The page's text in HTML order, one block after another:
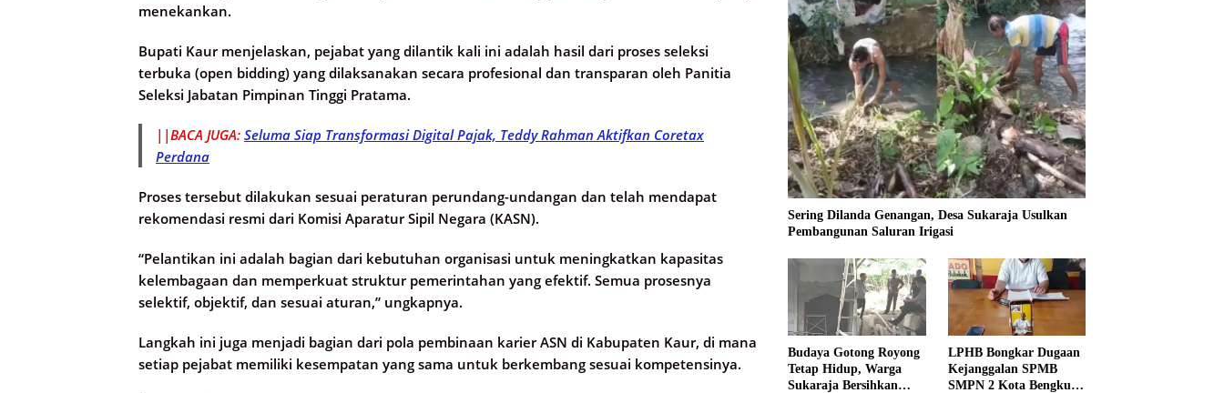
menekankan.
Bupati Kaur menjelaskan, pejabat yang dilantik kali ini adalah hasil dari proses seleksi
terbuka (open bidding) yang dilaksanakan secara profesional dan transparan oleh Panitia
Seleksi Jabatan Pimpinan Tinggi Pratama.
||BACA JUGA: Seluma Siap Transformasi Digital Pajak, Teddy Rahman Aktifkan Coretax
Perdana
Proses tersebut dilakukan sesuai peraturan perundang-undangan dan telah mendapat
rekomendasi resmi dari Komisi Aparatur Sipil Negara (KASN).
“Pelantikan ini adalah bagian dari kebutuhan organisasi untuk meningkatkan kapasitas
kelembagaan dan memperkuat struktur pemerintahan yang efektif. Semua prosesnya
selektif, objektif, dan sesuai aturan,” ungkapnya.
Langkah ini juga menjadi bagian dari pola pembinaan karier ASN di Kabupaten Kaur, di mana
setiap pejabat memiliki kesempatan yang sama untuk berkembang sesuai kompetensinya.
Sering Dilanda Genangan, Desa Sukaraja Usulkan
Pembangunan Saluran Irigasi
Budaya Gotong Royong
Tetap Hidup, Warga
Sukaraja Bersihkan
LPHB Bongkar Dugaan
Kejanggalan SPMB
SMPN 2 Kota Bengkulu,